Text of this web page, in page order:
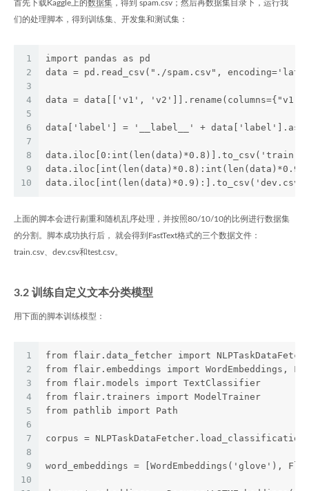
首先下载Kaggle上的数据集 ，得到 spam.csv；然后再数据集目录下，运行我
们的处理脚本，得到训练集、开发集和测试集：
1
2
3
4
5
6
7
8
9
10
import pandas as pd
data = pd.read_csv("./spam.csv",
data = data[['v1',
data['label'] = '__label__' +
上面的脚本会进行剔重和随机乱序处理，并按照80/10/10的比例进行数据集
的分割。脚本成功执行后， 就会得到FastText格式的三个数据文件：
train.csv、dev.csv和test.csv。
3.2 训练自定义文本分类模型
用下面的脚本训练模型：
1
2
3
4
5
6
7
8
9
10
from flair.data_fetcher import
from flair.embeddings import WordEmbeddings,
from flair.models import TextClassifier
from flair.trainers import ModelTrainer
from pathlib import Path
corpus =
word_embeddings = [WordEmbeddings('glove'),